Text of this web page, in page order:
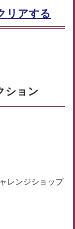
リアする
ション
レンジショップ